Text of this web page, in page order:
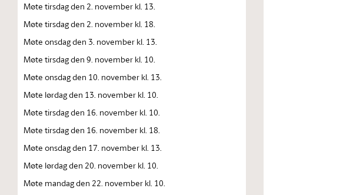
Møte tirsdag den 2. november kl. 13.
Møte tirsdag den 2. november kl. 18.
Møte onsdag den 3. november kl. 13.
Møte tirsdag den 9. november kl. 10.
Møte onsdag den 10. november kl. 13.
Møte lørdag den 13. november kl. 10.
Møte tirsdag den 16. november kl. 10.
Møte tirsdag den 16. november kl. 18.
Møte onsdag den 17. november kl. 13.
Møte lørdag den 20. november kl. 10.
Møte mandag den 22. november kl. 10.